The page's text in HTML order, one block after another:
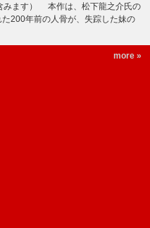
みます） 本作は、松下龍之介氏の
200年前の人骨が、失踪した妹の
more »